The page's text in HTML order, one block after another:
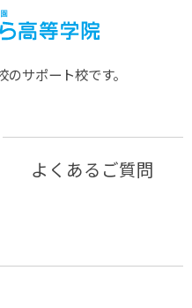
サポート校です。
よくあるご質問